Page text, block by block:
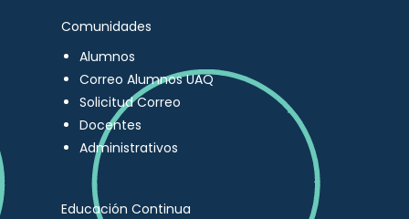
Comunidades
Alumnos
Correo Alumnos UAQ
Solicitud Correo
Docentes
Administrativos
Educación Continua